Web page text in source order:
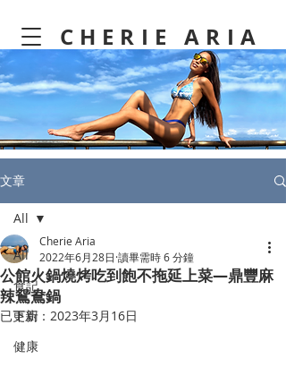
CHERIE ARIA
文章
All
食記
下廚
健康
All
公館火鍋燒烤吃到飽不拖延上菜—鼎豐麻
辣鴛鴦鍋
Cherie Aria
2022年6月28日 讀畢需時 6 分鐘
已更新： 2023年3月16日